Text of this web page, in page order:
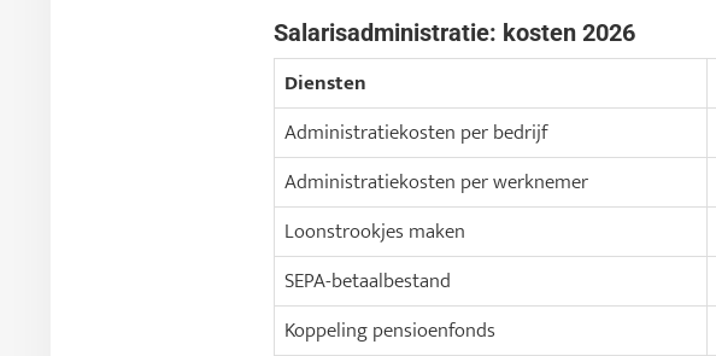
Salarisadministratie: kosten 2026
Diensten
Administratiekosten per bedrijf
Administratiekosten per werknemer
Loonstrookjes maken
SEPA-betaalbestand
Koppeling pensioenfonds